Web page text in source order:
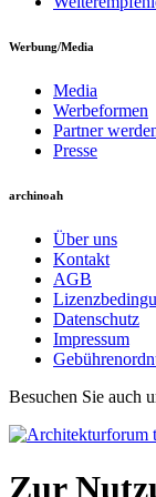
Werbung/Media
Media
Werbeformen
Partner
Presse
archinoah
Über uns
Kontakt
AGB
Datenschutz
Impressum
Besuchen Sie auch
Zur